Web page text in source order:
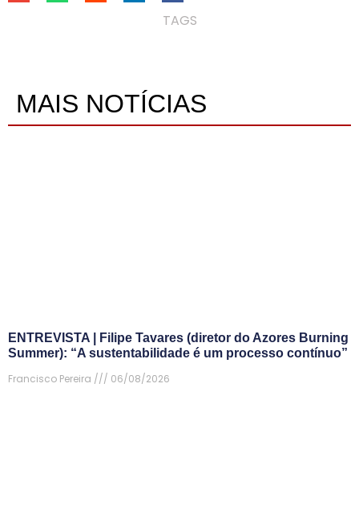
TAGS
MAIS NOTÍCIAS
ENTREVISTA | Filipe Tavares (diretor do Azores Burning
Summer): “A sustentabilidade é um processo contínuo”
Francisco Pereira
06/08/2026